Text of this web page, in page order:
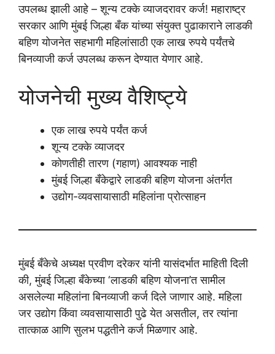
उपलब्ध झाली आहे – शून्य टक्के व्याजदरावर कर्ज! महाराष्ट्र
सरकार आणि मुंबई जिल्हा बँक यांच्या संयुक्त पुढाकाराने लाडकी
बहिण योजनेत सहभागी महिलांसाठी एक लाख रुपये पर्यंतचे
बिनव्याजी कर्ज उपलब्ध करून देण्यात येणार आहे.
योजनेची मुख्य वैशिष्ट्ये
एक लाख रुपये पर्यंत कर्ज
शून्य टक्के व्याजदर
कोणतीही तारण (गहाण) आवश्यक नाही
मुंबई जिल्हा बँकेद्वारे लाडकी बहिण योजना अंतर्गत
उद्योग-व्यवसायासाठी महिलांना प्रोत्साहन
मुंबई बँकेचे अध्यक्ष प्रवीण दरेकर यांनी यासंदर्भात माहिती दिली
की, मुंबई जिल्हा बँकेच्या ‘लाडकी बहिण योजना’त सामील
असलेल्या महिलांना बिनव्याजी कर्ज दिले जाणार आहे. महिला
जर उद्योग किंवा व्यवसायासाठी पुढे येत असतील, तर त्यांना
तात्काळ आणि सुलभ पद्धतीने कर्ज मिळणार आहे.